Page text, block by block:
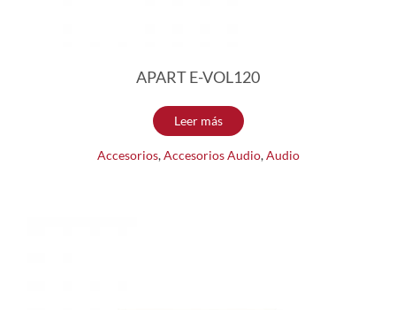
APART E-VOL120
Leer más
Accesorios,Accesorios Audio,Audio